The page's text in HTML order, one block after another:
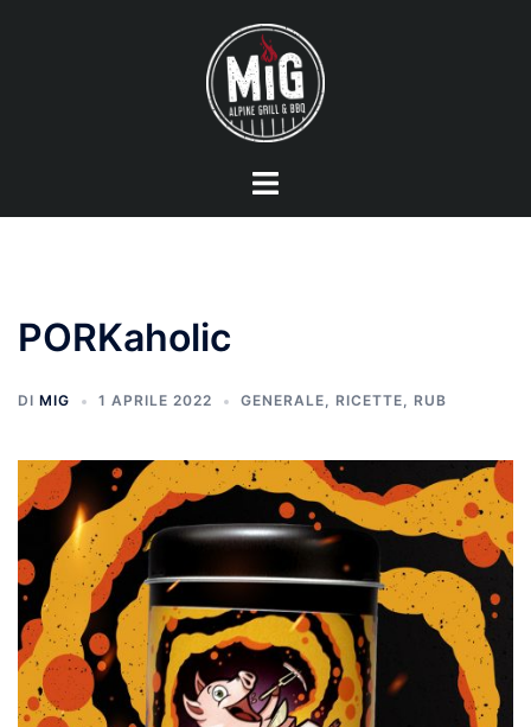
Mostra/Nascondi
PORKaholic
DI MIG 1 APRILE 2022 GENERALE, RICETTE, RUB